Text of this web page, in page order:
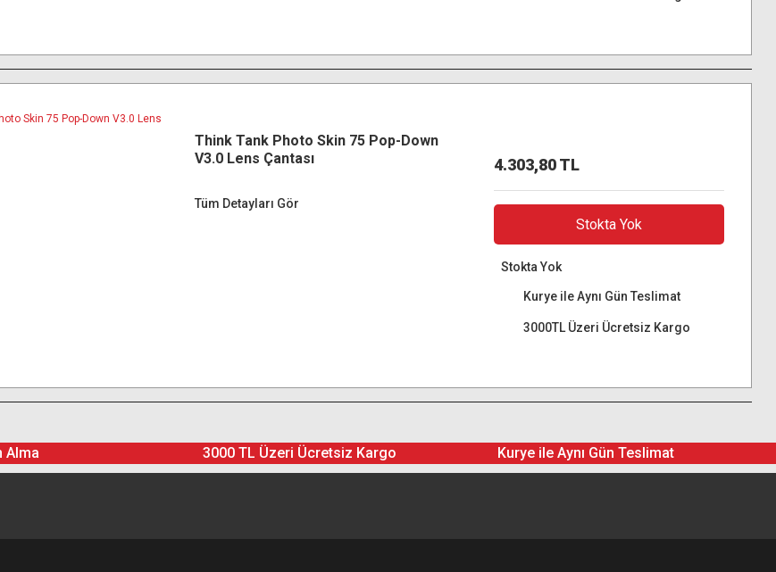
Think Tank Photo Skin 75 Pop-Down
V3.0 Lens Çantası
Tüm Detayları Gör
4.303,80 TL
Stokta Yok
Stokta Yok
Kurye ile Aynı Gün Teslimat
3000TL Üzeri Ücretsiz Kargo
Alma 3000 TL Üzeri Ücretsiz Kargo Kurye ile Aynı Gün Teslimat